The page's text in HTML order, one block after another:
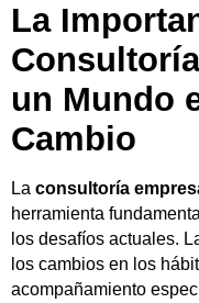
La
un Mundo
Cambio
La consultoría
herramienta
los desafíos actuales.
los cambios en los
acompañamiento